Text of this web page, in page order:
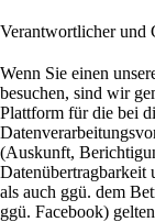
Verantwortlicher und
Wenn Sie einen
besuchen, sind wir
Plattform für die bei
(Auskunft,
Datenübertragbarkeit
als auch ggü. dem
ggü. Facebook)